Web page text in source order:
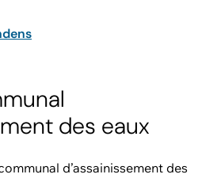
des eaux
d’assainissement des